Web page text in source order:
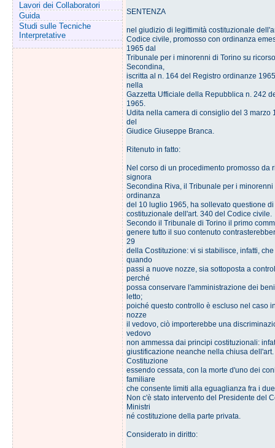
Lavori dei Collaboratori
Guida
Studi sulle Tecniche
Interpretative
SENTENZA
nel giudizio di legittimità costituzionale
Codice civile, promosso con ordinanza
1965 dal
Tribunale per i minorenni di Torino su
Secondina,
iscritta al n. 164 del Registro ordinanze
nella
Gazzetta Ufficiale della Repubblica n. 242
1965.
Udita nella camera di consiglio del 3 marzo
del
Giudice Giuseppe Branca.
Ritenuto in fatto:
Nel corso di un procedimento promosso da
signora
Secondina Riva, il Tribunale per i minorenni
ordinanza
del 10 luglio 1965, ha sollevato questione
costituzionale dell'art. 340 del Codice civile.
Secondo il Tribunale di Torino il primo
genere tutto il suo contenuto
29
della Costituzione: vi si stabilisce, infatti,
quando
passi a nuove nozze, sia sottoposta a
perché
possa conservare l'amministrazione dei
letto;
poiché questo controllo è escluso nel caso
nozze
il vedovo, ciò importerebbe una
vedovo
non ammessa dai principi costituzionali:
giustificazione neanche nella chiusa
Costituzione
essendo cessata, con la morte d'uno dei
familiare
che consente limiti alla eguaglianza fra i
Non c'è stato intervento del Presidente del
Ministri
né costituzione della parte privata.
Considerato in diritto: